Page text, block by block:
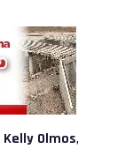
Kelly Olmos,